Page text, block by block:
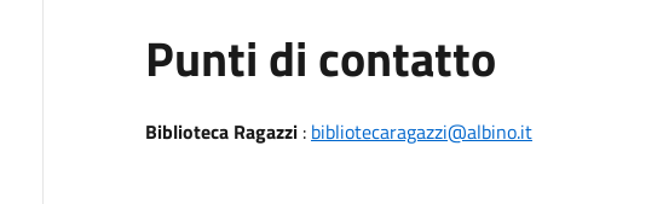
Punti di contatto
Biblioteca Ragazzi: bibliotecaragazzi@albino.it